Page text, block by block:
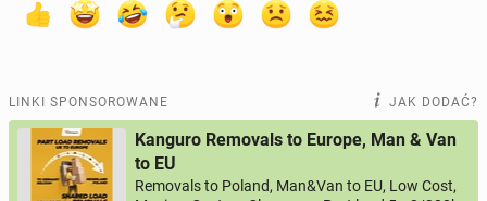
LINKI SPONSOROWANE JAK DODAĆ?
Kanguro Removals to Europe, Man & Van
to EU
Removals to Poland, Man&Van to EU, Low Cost,